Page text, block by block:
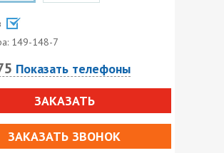
149-148-7
Показать телефоны
ЗАКАЗАТЬ
ЗАКАЗАТЬ ЗВОНОК